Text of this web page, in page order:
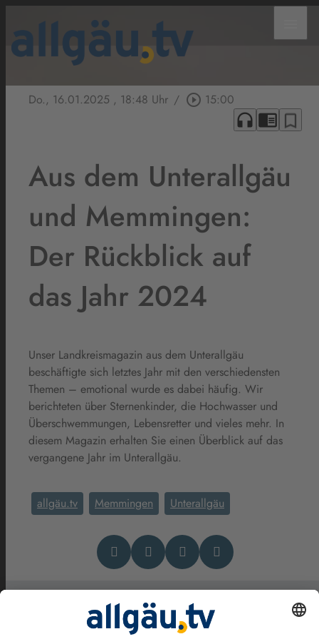
Do., 16.01.2025 , 18:48 Uhr / play_circle_outline 15:00
headphones chrome_reader_mode bookmark_border
Aus dem Unterallgäu
und Memmingen:
Der Rückblick auf
das Jahr 2024
Unser Landkreismagazin aus dem Unterallgäu
beschäftigte sich letztes Jahr mit den verschiedensten
Themen – emotional wurde es dabei häufig. Wir
berichteten über Sternenkinder, die Hochwasser und
Überschwemmungen, Lebensretter und vieles mehr. In
diesem Magazin erhalten Sie einen Überblick auf das
vergangene Jahr im Unterallgäu.
allgäu.tv Memmingen Unterallgäu